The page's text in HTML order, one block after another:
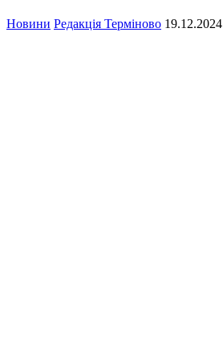
Новини Редакція Терміново 19.12.2024